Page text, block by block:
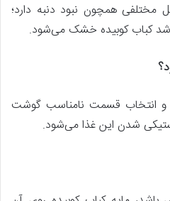
همچون نبود دنبه دارد؛
کباب کوبیده خشک می‌شود.
و انتخاب قسمت نامناسب گوشت
شدن این غذا می‌شود.